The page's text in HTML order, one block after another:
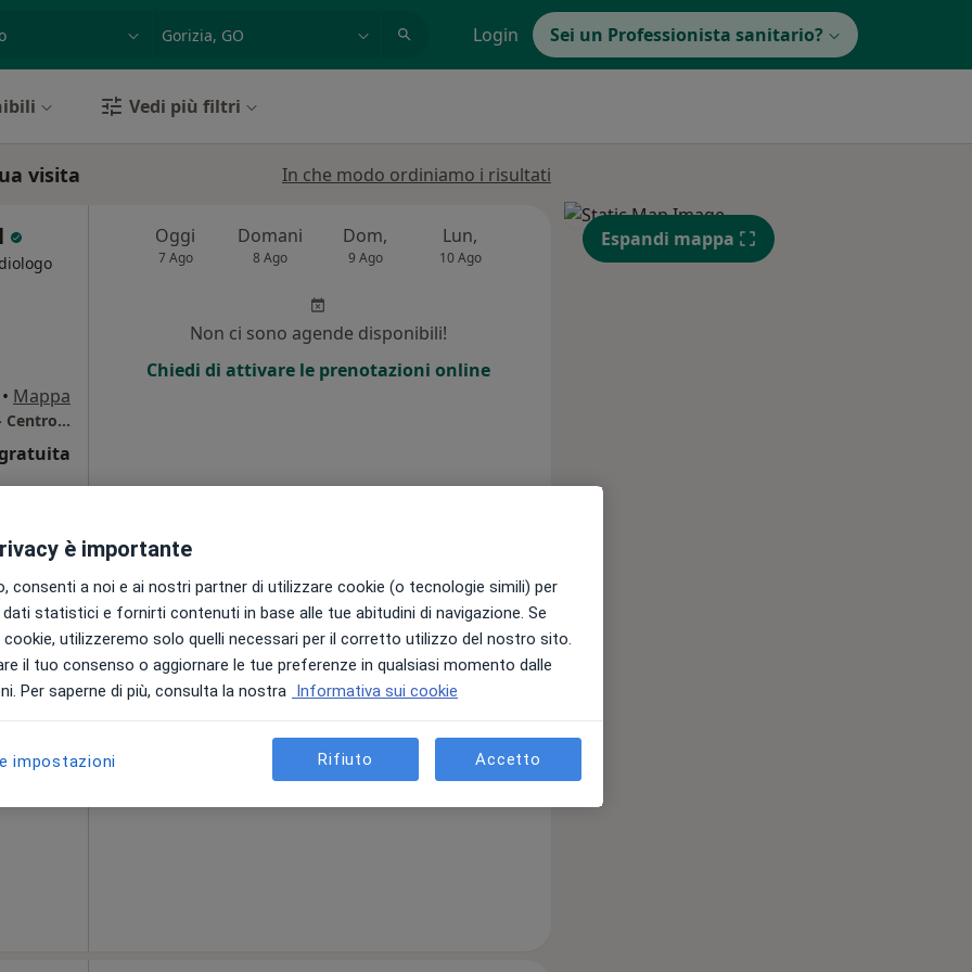
Login Sei un Professionista sanitario?
Vedi più filtri
visita In che modo ordiniamo i risultati
• Mappa
Medicenter Centro Medico Polispecialistico - Centro di Riabilitazione e Medicina dello Sport
Oggi
7 Ago
Domani
8 Ago
Dom,
9 Ago
Lun,
10 Ago
Mer, Gio,
13 Ago
Non ci sono agende disponibili!
Chiedi di attivare le prenotazioni online
7 Ago 8 Ago 9 Ago 10 Ago 11 Ago
Non ci sono agende disponibili!
Mostra profilo
Espandi mappa
è importante
consenti a noi e ai nostri partner di utilizzare cookie (o tecnologie simili) per
statistici e fornirti contenuti in base alle tue abitudini di navigazione. Se
utilizzeremo solo quelli necessari per il corretto utilizzo del nostro sito.
il tuo consenso o aggiornare le tue preferenze in qualsiasi momento dalle
Per saperne di più, consulta la nostra Informativa sui cookie
impostazioni Rifiuto Accetto